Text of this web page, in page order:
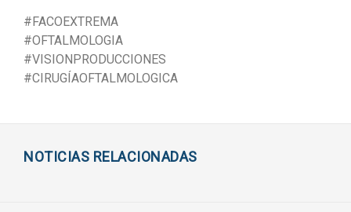
#FACOEXTREMA
#OFTALMOLOGIA
#VISIONPRODUCCIONES
#CIRUGÍAOFTALMOLOGICA
NOTICIAS RELACIONADAS